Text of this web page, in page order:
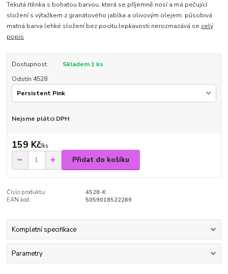
Tekutá rtěnka s bohatou barvou, která se příjemně nosí a má pečující
složení s výtažkem z granátového jablka a olivovým olejem. působivá
matná barva lehké složení bez pocitu lepkavosti nerozmazává se celý
popis
Dostupnost
Skladem 1 ks
Odstín 4528
Nejsme plátci DPH
159 Kč/ks
Přidat do košíku
Číslo produktu:
4528-K
EAN kód:
5059018522269
Kompletní specifikace
Parametry